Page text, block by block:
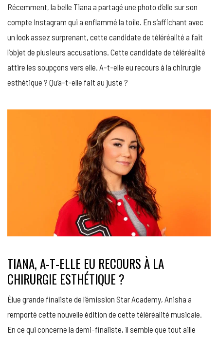
LA
TOILE
!
Récemment, la belle Tiana a partagé une photo d’elle sur son
compte Instagram qui a enflammé la toile. En s’affichant avec
un look assez surprenant, cette candidate de téléréalité a fait
l’objet de plusieurs accusations. Cette candidate de téléréalité
attire les soupçons vers elle. A-t-elle eu recours à la chirurgie
esthétique ? Qu’a-t-elle fait au juste ?
TIANA, A-T-ELLE EU RECOURS À LA
CHIRURGIE ESTHÉTIQUE ?
Élue grande finaliste de l’émission Star Academy, Anisha a
remporté cette nouvelle édition de cette téléréalité musicale.
En ce qui concerne la demi-finaliste, il semble que tout aille